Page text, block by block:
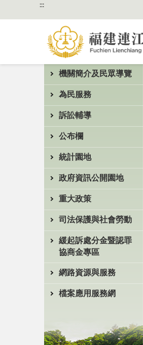
:::
機關簡介及民眾導覽
為民服務
訴訟輔導
公布欄
統計園地
政府資訊公開園地
重大政策
司法保護與社會勞動
緩起訴處分金暨認罪
協商金專區
網路資源與服務
檔案應用服務網